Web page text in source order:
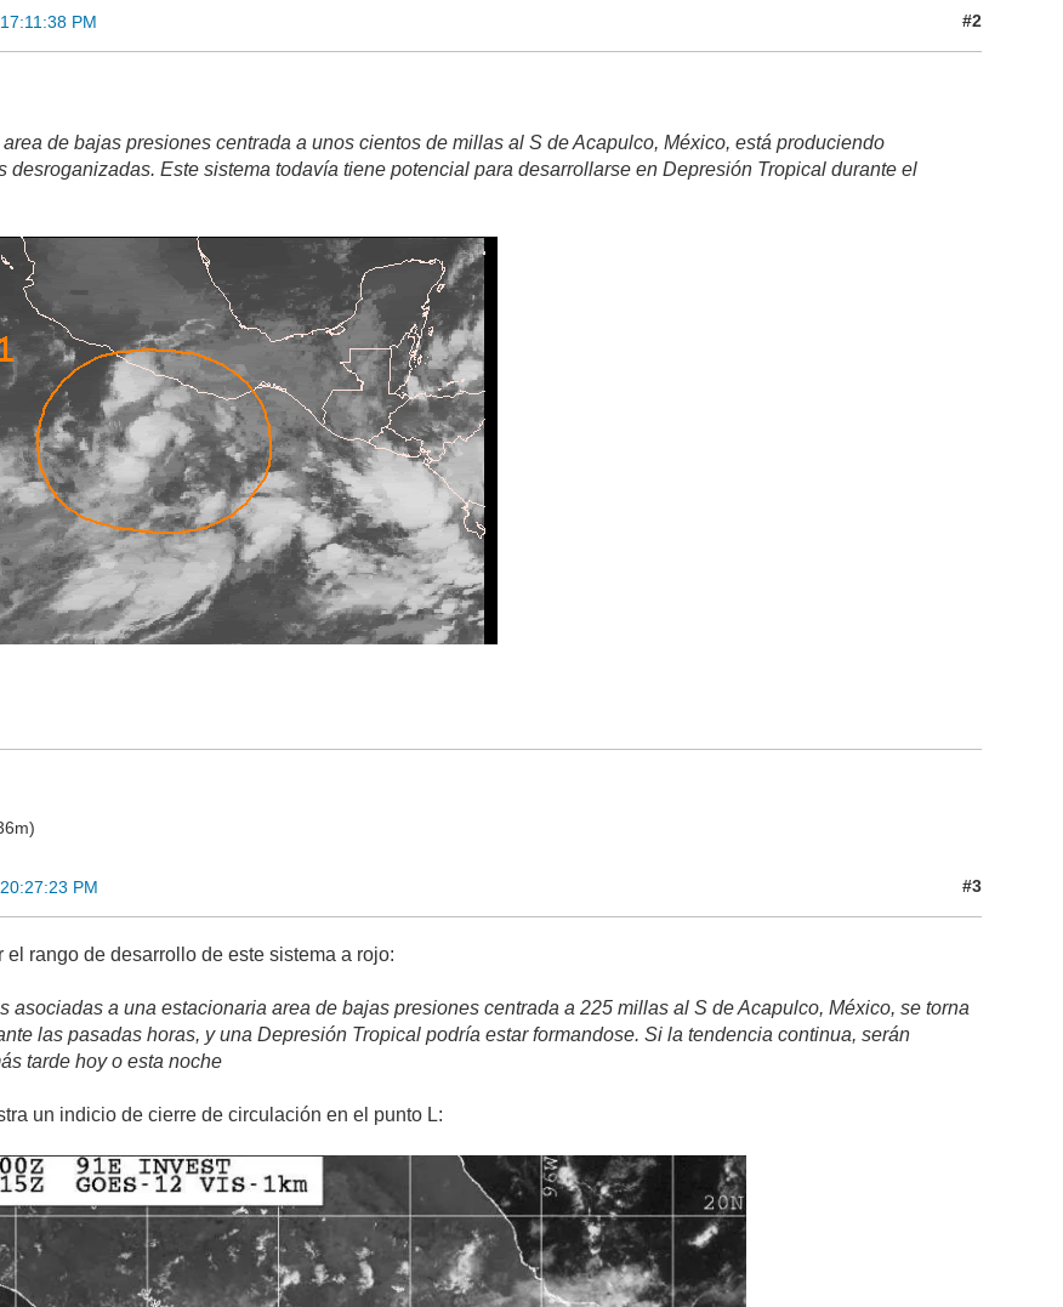
PM #2
de bajas presiones centrada a unos cientos de millas al S de Acapulco, México, está produciendo
desroganizadas. Este sistema todavía tiene potencial para desarrollarse en Depresión Tropical durante el
PM #3
el rango de desarrollo de este sistema a rojo:
asociadas a una estacionaria area de bajas presiones centrada a 225 millas al S de Acapulco, México, se torna
las pasadas horas, y una Depresión Tropical podría estar formandose. Si la tendencia continua, serán
tarde hoy o esta noche
un indicio de cierre de circulación en el punto L: